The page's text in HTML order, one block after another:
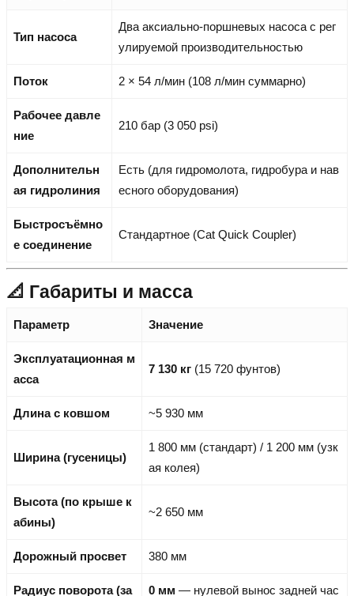
Тип насоса
Два аксиально-поршневых насоса с рег
улируемой производительностью
Поток 2 × 54 л/мин (108 л/мин суммарно)
Рабочее давле
ние
210 бар (3 050 psi)
Дополнительн
ая гидролиния
Есть (для гидромолота, гидробурa и нав
есного оборудования)
Быстросъёмно
е соединение
Стандартное (Cat Quick Coupler)
📐 Габариты и масса
Параметр Значение
Эксплуатационная м
асса
7 130 кг (15 720 фунтов)
Длина с ковшом ~5 930 мм
Ширина (гусеницы)
1 800 мм (стандарт) / 1 200 мм (узк
ая колея)
Высота (по крыше к
абины)
~2 650 мм
Дорожный просвет 380 мм
Радиус поворота (за 0 мм — нулевой вынос задней час